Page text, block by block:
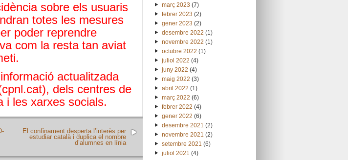
sobre els usuaris
totes les mesures
poder reprendre
com la resta tan aviat
actualitzada
dels centres de
i les xarxes socials.
El confinament desperta l’interès per
estudiar català i duplica el nombre
d’alumnes en línia
març 2023 (7)
febrer 2023 (2)
gener 2023 (2)
desembre 2022 (1)
novembre 2022 (1)
octubre 2022 (1)
juliol 2022 (4)
juny 2022 (4)
maig 2022 (3)
abril 2022 (1)
març 2022 (6)
febrer 2022 (4)
gener 2022 (6)
desembre 2021 (2)
novembre 2021 (2)
setembre 2021 (6)
juliol 2021 (4)